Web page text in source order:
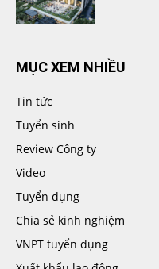
MỤC XEM NHIỀU
Tin tức
Tuyển sinh
Review Công ty
Video
Tuyển dụng
Chia sẻ kinh nghiệm
VNPT tuyển dụng